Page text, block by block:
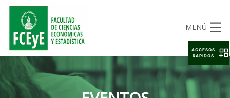
MENÚ
ACCESOS
RAPIDOS